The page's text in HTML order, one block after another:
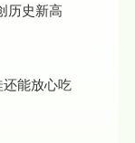
广东省哲社优秀成果奖17项 创历史新高
还能放心吃